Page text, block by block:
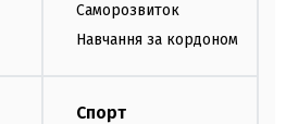
Саморозвиток
Навчання за кордоном
Спорт